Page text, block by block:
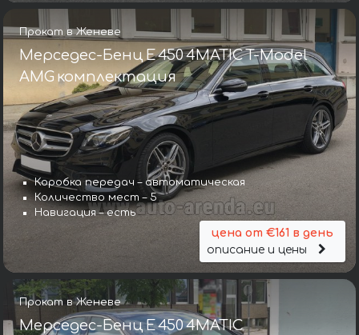
Прокат в Женеве
Мерседес-Бенц E 450 4MATIC T-Model
AMG комплектация
Коробка передач – автоматическая
Количество мест – 5
Навигация – есть
цена от €161 в день
описание и цены
Прокат в Женеве
Мерседес-Бенц E 450 4MATIC